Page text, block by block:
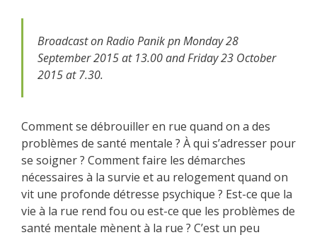
Broadcast on Radio Panik pn Monday 28
September 2015 at 13.00 and Friday 23 October
2015 at 7.30.
Comment se débrouiller en rue quand on a des
problèmes de santé mentale ? À qui s’adresser pour
se soigner ? Comment faire les démarches
nécessaires à la survie et au relogement quand on
vit une profonde détresse psychique ? Est-ce que la
vie à la rue rend fou ou est-ce que les problèmes de
santé mentale mènent à la rue ? C’est un peu